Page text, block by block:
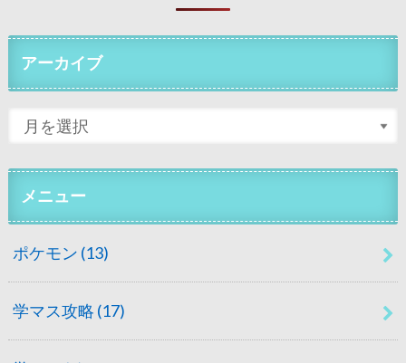
アーカイブ
メニュー
ポケモン (13)
学マス攻略 (17)